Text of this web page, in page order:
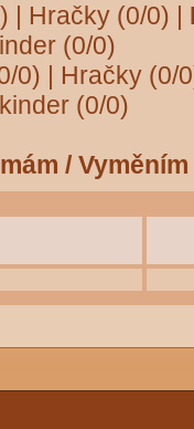
| Hračky (0/0) |
(0/0)
0) | Hračky (0/
(0/0)
/ Vyměním